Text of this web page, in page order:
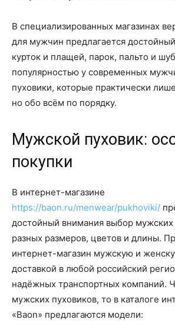
В специализированных магазинах
для мужчин предлагается
курток и плащей, парок, пальто и
популярностью у современных
пуховики, которые практически
но обо всём по порядку.
Мужской пуховик:
покупки
В интернет-магазине
https://baon.ru/menwear/pukhoviki/
достойный внимания выбор мужских
разных размеров, цветов и длины.
интернет-магазин мужскую и
доставкой в любой российский
надёжных транспортных компаний.
мужских пуховиков, то в каталоге
«Baon» предлагаются модели: